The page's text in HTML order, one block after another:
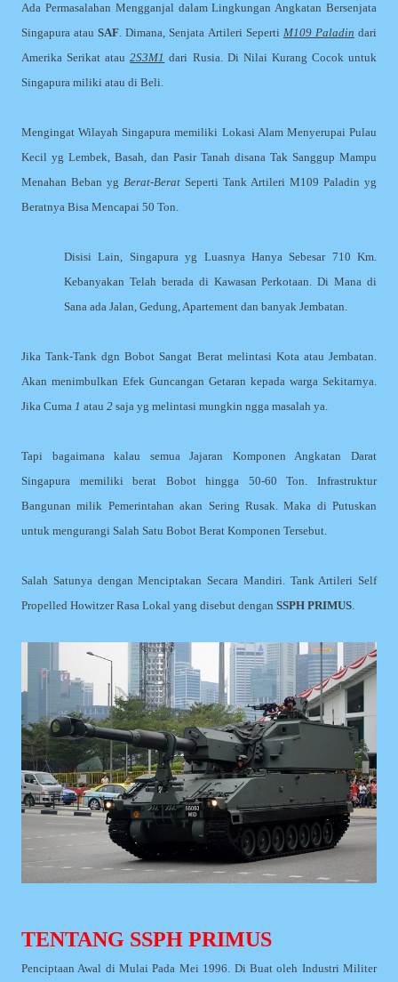
Ada Permasalahan Mengganjal dalam Lingkungan Angkatan Bersenjata
Singapura atauSAF. Dimana, Senjata Artileri Seperti M109 Paladin dari
Amerika Serikat atau2S3M1 dari Rusia. Di Nilai Kurang Cocok untuk
Singapura miliki atau di Beli.
Mengingat Wilayah Singapura memiliki Lokasi Alam Menyerupai Pulau
Kecil yg Lembek, Basah, dan Pasir Tanah disana Tak Sanggup Mampu
Menahan Beban yg Berat-Berat Seperti Tank Artileri M109 Paladin yg
Beratnya Bisa Mencapai 50 Ton.
Disisi Lain, Singapura yg Luasnya Hanya Sebesar 710 Km.
Kebanyakan Telah berada di Kawasan Perkotaan. Di Mana di
Sana ada Jalan, Gedung, Apartement dan banyak Jembatan.
Jika Tank-Tank dgn Bobot Sangat Berat melintasi Kota atau Jembatan.
Akan menimbulkan Efek Guncangan Getaran kepada warga Sekitarnya.
Jika Cuma 1 atau 2 saja yg melintasi mungkin ngga masalah ya.
Tapi bagaimana kalau semua Jajaran Komponen Angkatan Darat
Singapura memiliki berat Bobot hingga 50-60 Ton. Infrastruktur
Bangunan milik Pemerintahan akan Sering Rusak. Maka di Putuskan
untuk mengurangi Salah Satu Bobot Berat Komponen Tersebut.
Salah Satunya dengan Menciptakan Secara Mandiri. Tank Artileri Self
Propelled Howitzer Rasa Lokal yang disebut dengan SSPH PRIMUS.
TENTANG SSPH PRIMUS
Penciptaan Awal di Mulai Pada Mei 1996. Di Buat oleh Industri Militer